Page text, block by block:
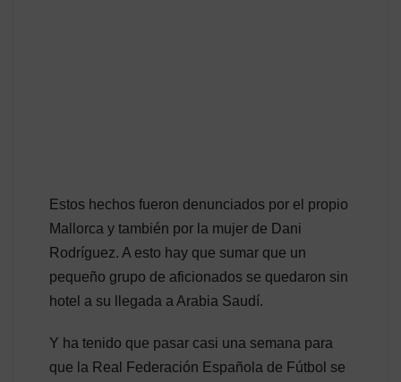
Estos hechos fueron denunciados por el propio
Mallorca y también por la mujer de Dani
Rodríguez. A esto hay que sumar que un
pequeño grupo de aficionados se quedaron sin
hotel a su llegada a Arabia Saudí.
Y ha tenido que pasar casi una semana para
que la Real Federación Española de Fútbol se